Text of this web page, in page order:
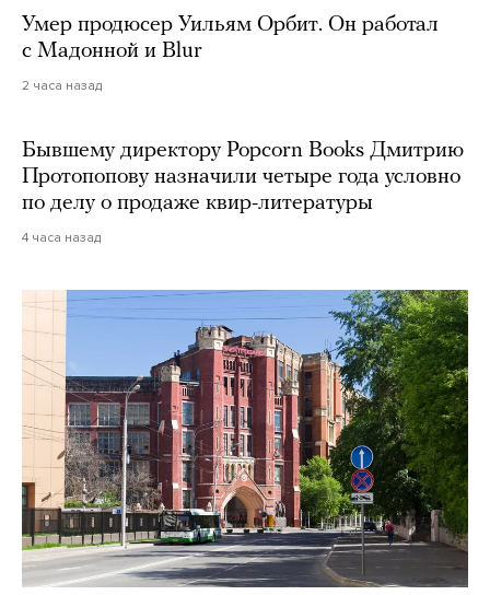
Умер продюсер Уильям Орбит. Он работал
с Мадонной и Blur
2 часа назад
Бывшему директору Popcorn Books Дмитрию
Протопопову назначили четыре года условно
по делу о продаже квир-литературы
4 часа назад